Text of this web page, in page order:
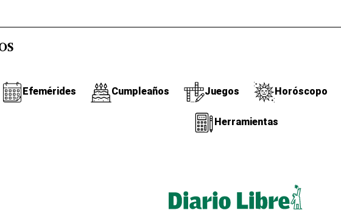
Efemérides Cumpleaños Juegos Horóscopo
Herramientas